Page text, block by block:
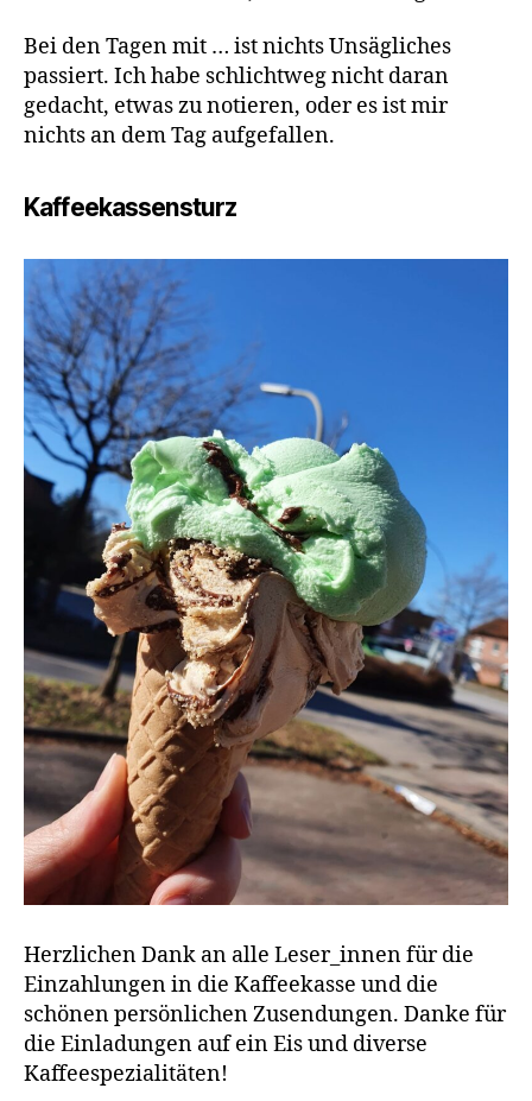
Bei den Tagen mit … ist nichts Unsägliches
passiert. Ich habe schlichtweg nicht daran
gedacht, etwas zu notieren, oder es ist mir
nichts an dem Tag aufgefallen.
Kaffeekassensturz
Herzlichen Dank an alle Leser_innen für die
Einzahlungen in die Kaffeekasse und die
schönen persönlichen Zusendungen. Danke für
die Einladungen auf ein Eis und diverse
Kaffeespezialitäten!